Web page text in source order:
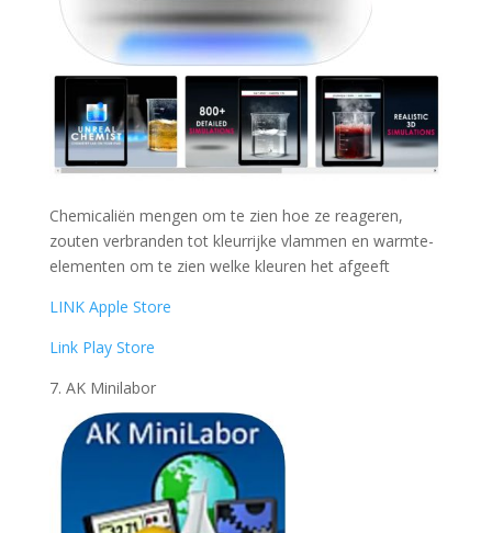
Chemicaliën mengen om te zien hoe ze reageren,
zouten verbranden tot kleurrijke vlammen en warmte-
elementen om te zien welke kleuren het afgeeft
LINK Apple Store
Link Play Store
7. AK Minilabor